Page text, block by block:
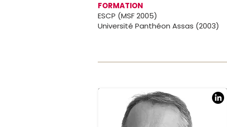
FORMATION
ESCP (MSF 2005)
Université Panthéon Assas (2003)